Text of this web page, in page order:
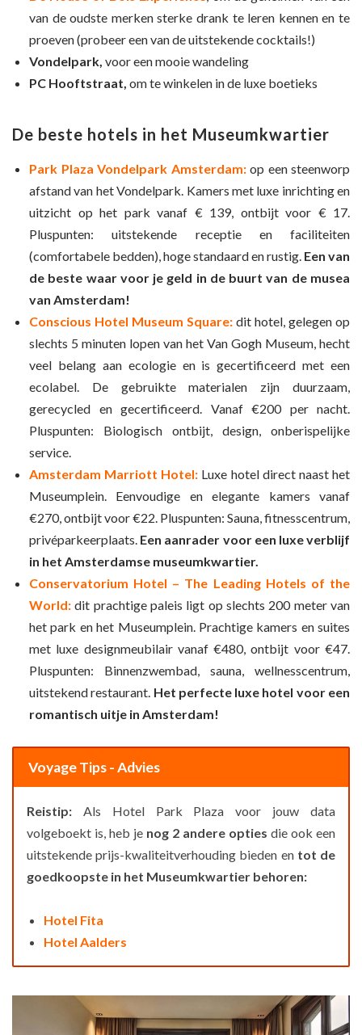
van de oudste merken sterke drank te leren kennen en te
proeven (probeer een van de uitstekende cocktails!)
Vondelpark, voor een mooie wandeling
PC Hooftstraat, om te winkelen in de luxe boetieks
De beste hotels in het Museumkwartier
Park Plaza Vondelpark Amsterdam:op een steenworp
afstand van het Vondelpark. Kamers met luxe inrichting en
uitzicht op het park vanaf € 139, ontbijt voor € 17.
Pluspunten: uitstekende receptie en faciliteiten
(comfortabele bedden), hoge standaard en rustig. Een van
de beste waar voor je geld in de buurt van de musea
van Amsterdam!
Conscious Hotel Museum Square: dit hotel, gelegen op
slechts 5 minuten lopen van het Van Gogh Museum, hecht
veel belang aan ecologie en is gecertificeerd met een
ecolabel. De gebruikte materialen zijn duurzaam,
gerecycled en gecertificeerd. Vanaf €200 per nacht.
Pluspunten: Biologisch ontbijt, design, onberispelijke
service.
Amsterdam Marriott Hotel: Luxe hotel direct naast het
Museumplein. Eenvoudige en elegante kamers vanaf
€270, ontbijt voor €22. Pluspunten: Sauna, fitnesscentrum,
privéparkeerplaats. Een aanrader voor een luxe verblijf
in het Amsterdamse museumkwartier.
Conservatorium Hotel – The Leading Hotels of the
World: dit prachtige paleis ligt op slechts 200 meter van
het park en het Museumplein. Prachtige kamers en suites
met luxe designmeubilair vanaf €480, ontbijt voor €47.
Pluspunten: Binnenzwembad, sauna, wellnesscentrum,
uitstekend restaurant. Het perfecte luxe hotel voor een
romantisch uitje in Amsterdam!
Voyage Tips - Advies
Reistip: Als Hotel Park Plaza voor jouw data
volgeboekt is, heb je nog 2 andere opties die ook een
uitstekende prijs-kwaliteitverhouding bieden en tot de
goedkoopste in het Museumkwartier behoren:
Hotel Fita
Hotel Aalders